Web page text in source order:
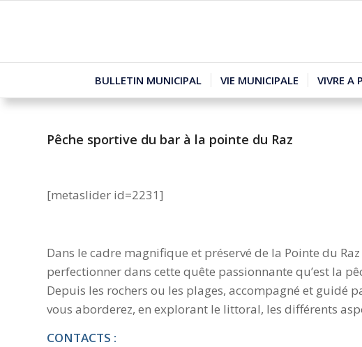
BULLETIN MUNICIPAL VIE MUNICIPALE VIVRE A
Pêche sportive du bar à la pointe du Raz
[metaslider id=2231]
Dans le cadre magnifique et préservé de la Pointe du
perfectionner dans cette quête passionnante qu’est la
Depuis les rochers ou les plages, accompagné et guidé
vous aborderez, en explorant le littoral, les différents
CONTACTS :